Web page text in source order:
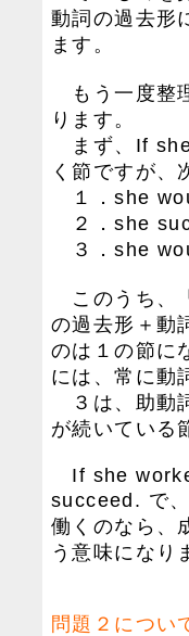
動詞の過去形
ます。
もう一度整
ります。
まず、If
く節ですが、
１．she
２．she
３．she
このうち、
の過去形＋動
のは１の節に
には、常に動
３は、助動
が続いている
If she
succeed. で
働くのなら、
う意味になり
問題２につい